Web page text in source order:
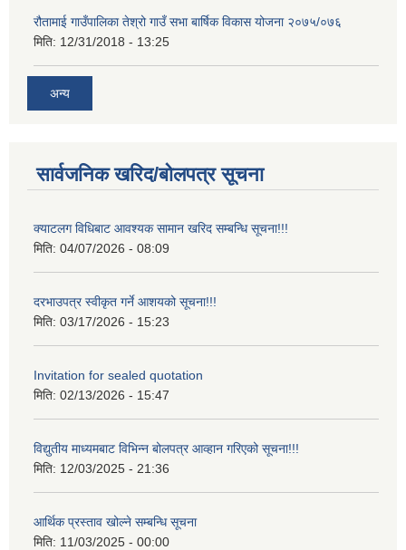
रौतामाई गाउँपालिका तेश्रो गाउँ सभा बार्षिक विकास योजना २०७५/०७६
मिति: 12/31/2018 - 13:25
अन्य
सार्वजनिक खरिद/बोलपत्र सूचना
क्याटलग विधिबाट आवश्यक सामान खरिद सम्बन्धि सूचना!!!
मिति: 04/07/2026 - 08:09
दरभाउपत्र स्वीकृत गर्ने आशयको सूचना!!!
मिति: 03/17/2026 - 15:23
Invitation for sealed quotation
मिति: 02/13/2026 - 15:47
विद्युतीय माध्यमबाट विभिन्न बोलपत्र आव्हान गरिएको सूचना!!!
मिति: 12/03/2025 - 21:36
आर्थिक प्रस्ताव खोल्ने सम्बन्धि सूचना
मिति: 11/03/2025 - 00:00